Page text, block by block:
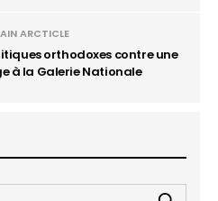
ARCTICLE
orthodoxes contre une
à la Galerie Nationale